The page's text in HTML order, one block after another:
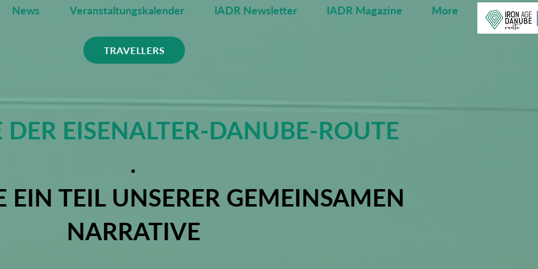
News Veranstaltungskalender IADR Newsletter IADR Magazine More
TRAVELLERS
DER EISENALTER-DANUBE-ROUTE
.
EIN TEIL UNSERER GEMEINSAMEN
NARRATIVE